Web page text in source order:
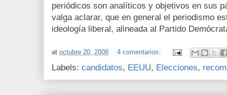
periódicos son analíticos y objetivos en sus
valga aclarar, que en general el periodismo
ideología liberal, alineada al Partido
at octubre 20, 2008 4 comentarios:
Labels: candidatos, EEUU, Elecciones,